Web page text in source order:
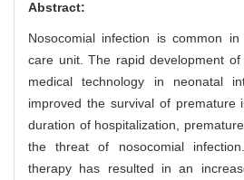
Abstract:
Nosocomial infection is common
care unit. The rapid development
medical technology in neonatal
improved the survival of premature
duration of hospitalization,
the threat of nosocomial
therapy has resulted in an